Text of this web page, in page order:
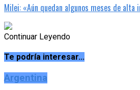
Milei: «Aún quedan algunos meses de alta
Continuar Leyendo
Te podría interesar...
Argentina